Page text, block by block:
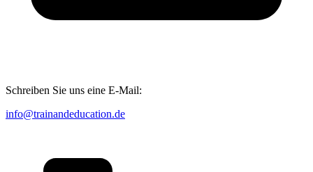
Schreiben Sie uns eine E-Mail:
info@trainandeducation.de